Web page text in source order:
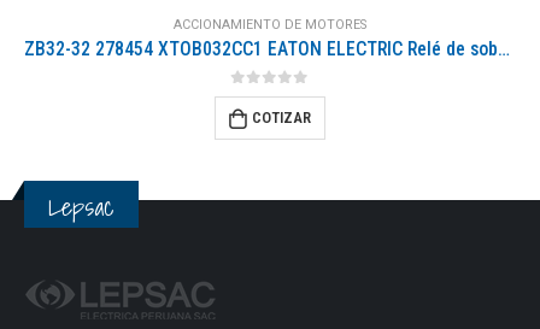
ACCIONAMIENTO DE MOTORES
ZB32-32 278454 XTOB032CC1 EATON ELECTRIC Relé de sobrecarga 24-32 A 1 NO + 1 NC Montaje directo en DILM17…..
0out of 5
COTIZAR
Lepsac